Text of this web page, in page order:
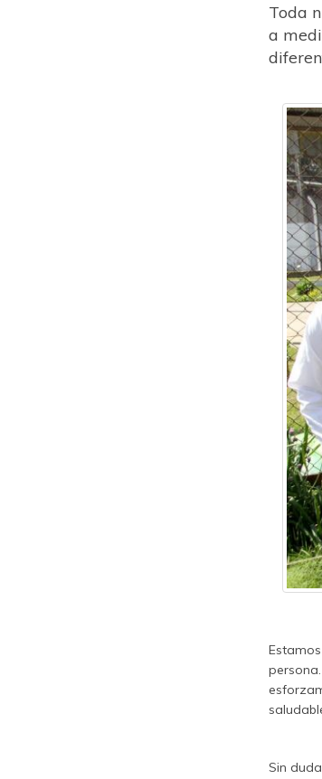
Toda
a
persona.
Sin